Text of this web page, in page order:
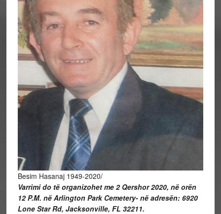
Besim Hasanaj 1949-2020/
Varrimi do të organizohet me 2 Qershor 2020, në orën
12 P.M. në Arlington Park Cemetery- në adresën: 6920
Lone Star Rd, Jacksonville, FL 32211.